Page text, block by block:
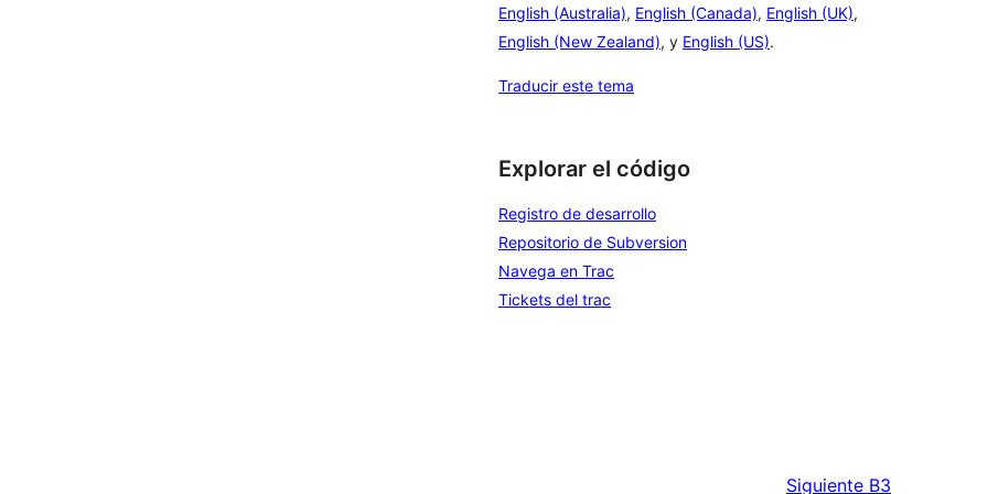
English (Australia), English (Canada), English (UK),
English (New Zealand), y English (US).
Traducir este tema
Explorar el código
Registro de desarrollo
Repositorio de Subversion
Navega en Trac
Tickets del trac
Siguiente B3